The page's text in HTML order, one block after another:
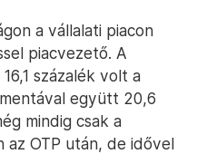
a vállalati piacon
piacvezető. A
százalék volt a
együtt 20,6
mindig csak a
az OTP után, de idővel